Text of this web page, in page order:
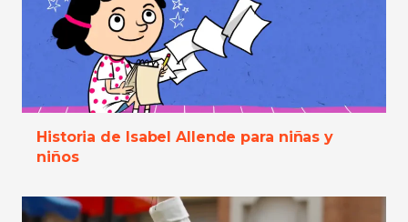
Historia de Isabel Allende para niñas y
niños